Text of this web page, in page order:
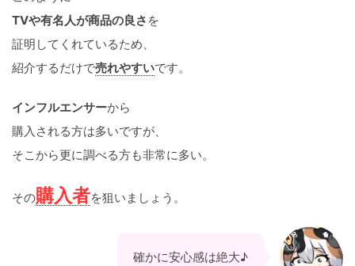
TVや有名人が商品の良さ を
証明してくれているため、
紹介するだけで売れやすいです。
インフルエンサーから
購入される方は多いですが、
そこから更に調べる方も非常に多い。
その購入者を狙いましょう。
確かに安心感は絶大♪